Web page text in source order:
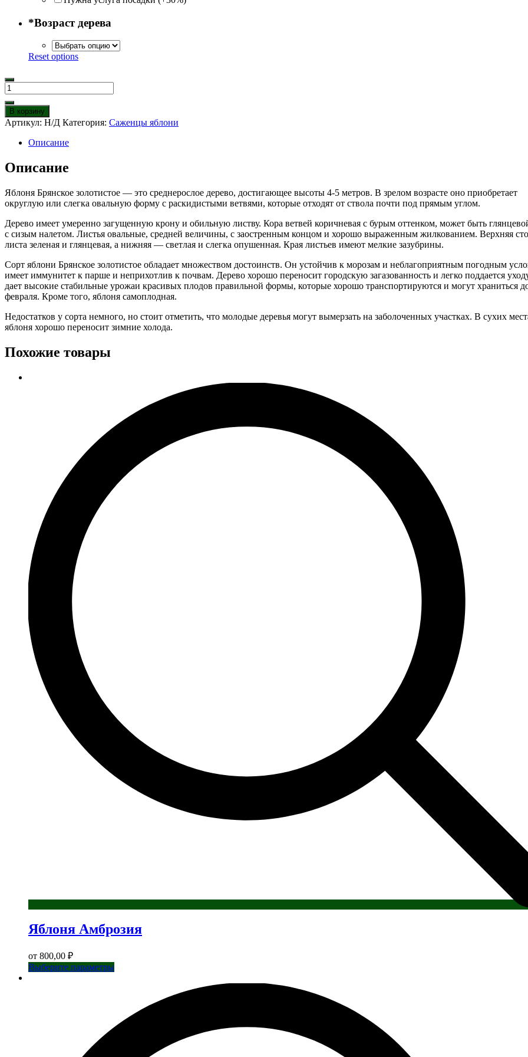
*Возраст дерева
Reset options
Количество
товара
Яблоня
Брянское
золотистое
В корзину
Артикул: Н/Д Категория: Саженцы яблони
Описание
Описание
Яблоня Брянское золотистое — это среднерослое дерево, достигающее высоты 4-5 метров. В зрелом возрасте оно приобретает
округлую или слегка овальную форму с раскидистыми ветвями, которые отходят от ствола почти под прямым углом.
Дерево имеет умеренно загущенную крону и обильную листву. Кора ветвей коричневая с бурым оттенком, может быть
с сизым налетом. Листья овальные, средней величины, с заостренным концом и хорошо выраженным жилкованием. Верхняя
листа зеленая и глянцевая, а нижняя — светлая и слегка опушенная. Края листьев имеют мелкие зазубрины.
Сорт яблони Брянское золотистое обладает множеством достоинств. Он устойчив к морозам и неблагоприятным погодным
имеет иммунитет к парше и неприхотлив к почвам. Дерево хорошо переносит городскую загазованность и легко поддается
дает высокие стабильные урожаи красивых плодов правильной формы, которые хорошо транспортируются и могут храниться
февраля. Кроме того, яблоня самоплодная.
Недостатков у сорта немного, но стоит отметить, что молодые деревья могут вымерзать на заболоченных участках. В сухих
яблоня хорошо переносит зимние холода.
Похожие товары
Яблоня Амброзия
от 800,00 ₽
Выберите параметрыЭтот
вариаций.
Опции
можно